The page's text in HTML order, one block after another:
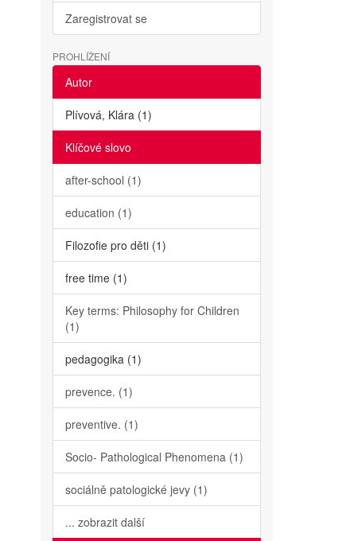
Zaregistrovat se
PROHLÍŽENÍ
Autor
Plívová, Klára (1)
Klíčové slovo
after-school (1)
education (1)
Filozofie pro děti (1)
free time (1)
Key terms: Philosophy for Children
(1)
pedagogika (1)
prevence. (1)
preventive. (1)
Socio- Pathological Phenomena (1)
sociálně patologické jevy (1)
... zobrazit další